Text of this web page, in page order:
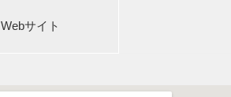
Webサイト